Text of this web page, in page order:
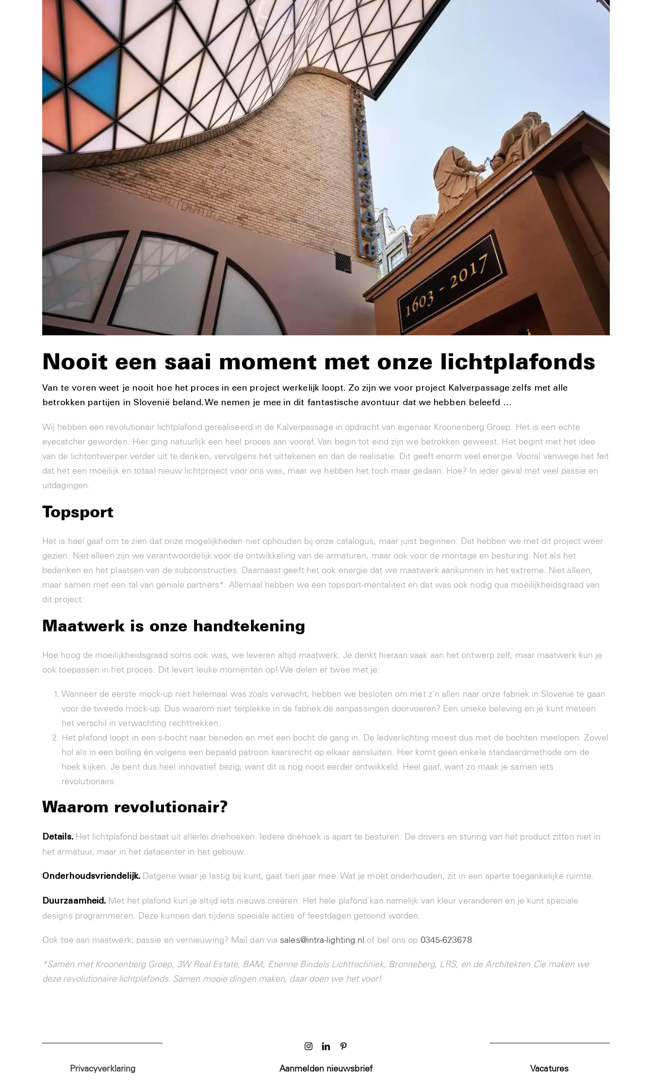
Nooit een saai moment met onze lichtplafonds
Van te voren weet je nooit hoe het proces in een project werkelijk loopt. Zo zijn we voor project Kalverpassage zelfs met alle
betrokken partijen in Slovenië beland. We nemen je mee in dit fantastische avontuur dat we hebben beleefd …
Wij hebben een revolutionair lichtplafond gerealiseerd in de Kalverpassage in opdracht van eigenaar Kroonenberg Groep. Het is een echte
eyecatcher geworden. Hier ging natuurlijk een heel proces aan vooraf. Van begin tot eind zijn we betrokken geweest. Het begint met het idee
van de lichtontwerper verder uit te denken, vervolgens het uittekenen en dan de realisatie. Dit geeft enorm veel energie. Vooral vanwege het feit
dat het een moeilijk en totaal nieuw lichtproject voor ons was, maar we hebben het toch maar gedaan. Hoe? In ieder geval met veel passie en
uitdagingen.
Topsport
Het is heel gaaf om te zien dat onze mogelijkheden niet ophouden bij onze catalogus, maar juist beginnen. Dat hebben we met dit project weer
gezien. Niet alleen zijn we verantwoordelijk voor de ontwikkeling van de armaturen, maar ook voor de montage en besturing. Net als het
bedenken en het plaatsen van de subconstructies. Daarnaast geeft het ook energie dat we maatwerk aankunnen in het extreme. Niet alleen,
maar samen met een tal van geniale partners*. Allemaal hebben we een topsport-mentaliteit en dat was ook nodig qua moeilijkheidsgraad van
dit project.
Maatwerk is onze handtekening
Hoe hoog de moeilijkheidsgraad soms ook was, we leveren altijd maatwerk. Je denkt hieraan vaak aan het ontwerp zelf, maar maatwerk kun je
ook toepassen in het proces. Dit levert leuke momenten op! We delen er twee met je:
Wanneer de eerste mock-up niet helemaal was zoals verwacht, hebben we besloten om met z’n allen naar onze fabriek in Slovenië te gaan
voor de tweede mock-up. Dus waarom niet terplekke in de fabriek de aanpassingen doorvoeren? Een unieke beleving en je kunt meteen
het verschil in verwachting rechttrekken.
Het plafond loopt in een s-bocht naar beneden en met een bocht de gang in. De ledverlichting moest dus met de bochten meelopen. Zowel
hol als in een bolling én volgens een bepaald patroon kaarsrecht op elkaar aansluiten. Hier komt geen enkele standaardmethode om de
hoek kijken. Je bent dus heel innovatief bezig, want dit is nog nooit eerder ontwikkeld. Heel gaaf, want zo maak je samen iets
revolutionairs.
Waarom revolutionair?
Details.Het lichtplafond bestaat uit allerlei driehoeken. Iedere driehoek is apart te besturen. De drivers en sturing van het product zitten niet in
het armatuur, maar in het datacenter in het gebouw.
Onderhoudsvriendelijk.Datgene waar je lastig bij kunt, gaat tien jaar mee. Wat je moet onderhouden, zit in een aparte toegankelijke ruimte.
Duurzaamheid. Met het plafond kun je altijd iets nieuws creëren. Het hele plafond kan namelijk van kleur veranderen en je kunt speciale
designs programmeren. Deze kunnen dan tijdens speciale acties of feestdagen getoond worden.
Ook toe aan maatwerk, passie en vernieuwing? Mail dan via sales@intra-lighting.nl of bel ons op 0345-623678.
*Samen met Kroonenberg Groep, 3W Real Estate, BAM, Etienne Bindels Lichttechniek, Bronneberg, LRS, en de Architekten Cie maken we
deze revolutionaire lichtplafonds. Samen mooie dingen maken, daar doen we het voor!
Privacyverklaring Aanmelden nieuwsbrief Vacatures